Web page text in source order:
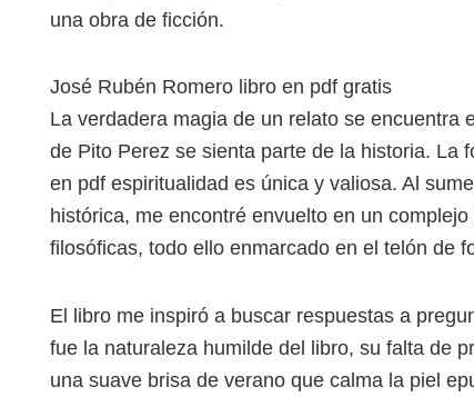
una obra de ficción.
José Rubén Romero libro en pdf gratis
La verdadera magia de un relato se encuentra
de Pito Perez se sienta parte de la historia. La
en pdf espiritualidad es única y valiosa. Al
histórica, me encontré envuelto en un
filosóficas, todo ello enmarcado en el telón de
El libro me inspiró a buscar respuestas a
fue la naturaleza humilde del libro, su falta de
una suave brisa de verano que calma la piel